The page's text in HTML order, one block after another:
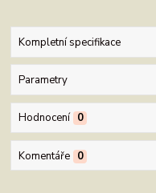
Kompletní specifikace
Parametry
Hodnocení 0
Komentáře 0